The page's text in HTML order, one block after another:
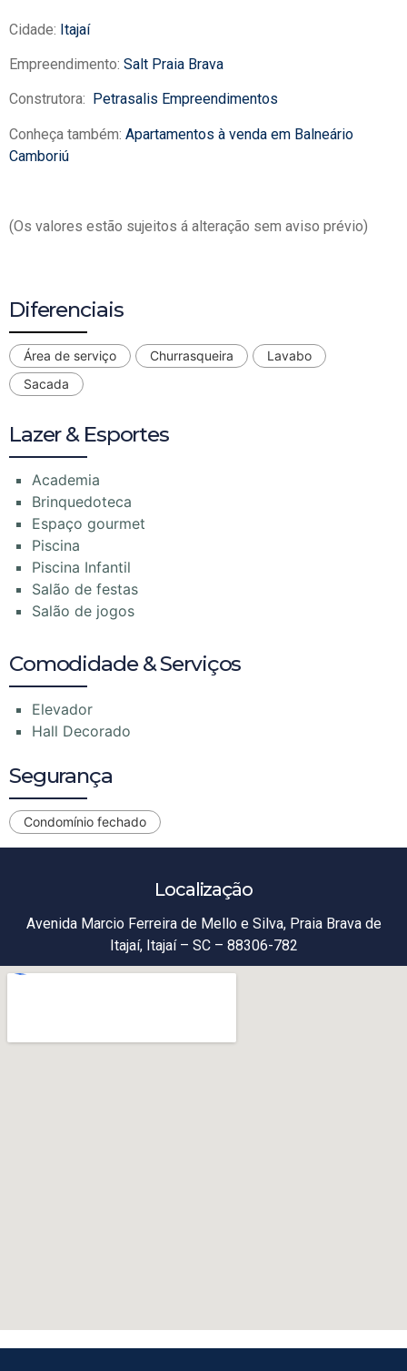
Cidade: Itajaí
Empreendimento: Salt Praia Brava
Construtora: Petrasalis Empreendimentos
Conheça também: Apartamentos à venda em Balneário
Camboriú
(Os valores estão sujeitos á alteração sem aviso prévio)
Diferenciais
Área de serviço Churrasqueira
Lavabo
Sacada
Lazer & Esportes
Academia
Brinquedoteca
Espaço gourmet
Piscina
Piscina Infantil
Salão de festas
Salão de jogos
Comodidade & Serviços
Elevador
Hall Decorado
Segurança
Condomínio fechado
Localização
Avenida Marcio Ferreira de Mello e Silva, Praia Brava de
Itajaí, Itajaí – SC – 88306-782